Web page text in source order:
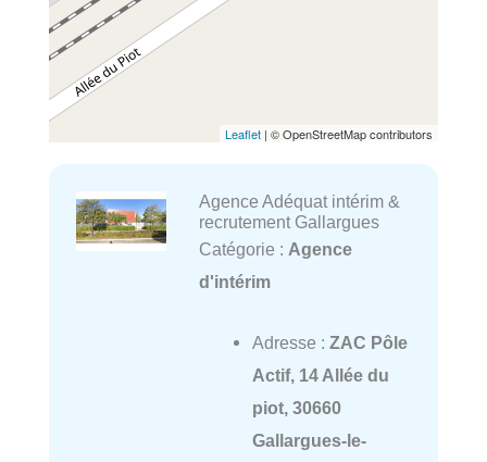
Leaflet | © OpenStreetMap contributors
Agence Adéquat intérim &
recrutement Gallargues
Catégorie : Agence
d'intérim
Adresse : ZAC Pôle
Actif, 14 Allée du
piot, 30660
Gallargues-le-